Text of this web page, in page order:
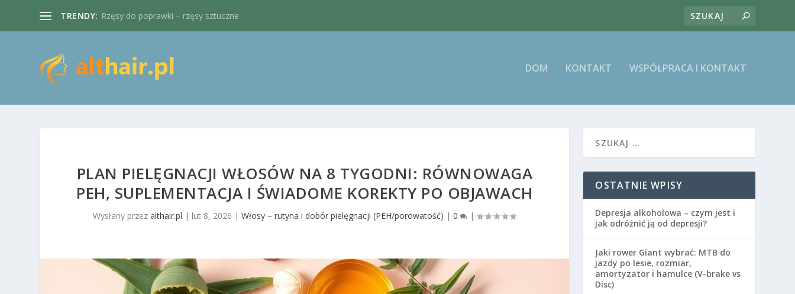
TRENDY: Dobry fryzjer włosy kręcone Warszawa. Coś dla loków
DOM KONTAKT WSPÓŁPRACA I KONTAKT
PLAN PIELĘGNACJI WŁOSÓW NA 8 TYGODNI: RÓWNOWAGA
PEH, SUPLEMENTACJA I ŚWIADOME KOREKTY PO OBJAWACH
Wysłany przezalthair.pl | lut 8, 2026 |Włosy – rutyna i dobór pielęgnacji (PEH/porowatość) |0 |
OSTATNIE WPISY
Depresja alkoholowa – czym jest i
jak odróżnić ją od depresji?
Jaki rower Giant wybrać: MTB do
jazdy po lesie, rozmiar,
amortyzator i hamulce (V-brake vs
Disc)